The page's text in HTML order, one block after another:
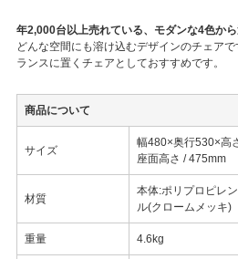
年2,000台以上売れている、モダンな4色か
どんな空間にも溶け込むデザインのチェア
ランスに置くチェアとしておすすめです。
商品について
サイズ
幅480×奥行530×高
座面高さ / 475mm
材質
本体:ポリプロピレ
ル(クロームメッキ)
重量 4.6kg